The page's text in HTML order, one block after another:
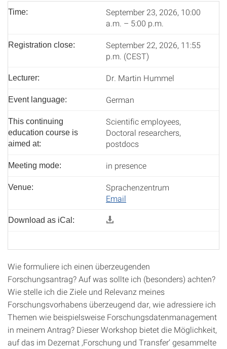
Time:
September 23, 2026, 10:00
a.m. – 5:00 p.m.
Registration close:
September 22, 2026, 11:55
p.m. (CEST)
Lecturer: Dr. Martin Hummel
Event language: German
This continuing
education course is
aimed at:
Scientific employees,
Doctoral researchers,
postdocs
Meeting mode: in presence
Venue:
Sprachenzentrum
Email
Download as iCal:
Wie formuliere ich einen überzeugenden
Forschungsantrag? Auf was sollte ich (besonders) achten?
Wie stelle ich die Ziele und Relevanz meines
Forschungsvorhabens überzeugend dar, wie adressiere ich
Themen wie beispielsweise Forschungsdatenmanagement
in meinem Antrag? Dieser Workshop bietet die Möglichkeit,
auf das im Dezernat ‚Forschung und Transfer‘ gesammelte